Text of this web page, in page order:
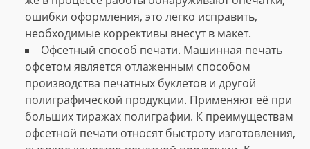
ошибки оформления, это легко исправить,
необходимые коррективы внесут в макет.
Офсетный способ печати. Машинная печать
офсетом является отлаженным способом
производства печатных буклетов и другой
полиграфической продукции. Применяют её при
больших тиражах полиграфии. К преимуществам
офсетной печати относят быстроту изготовления,